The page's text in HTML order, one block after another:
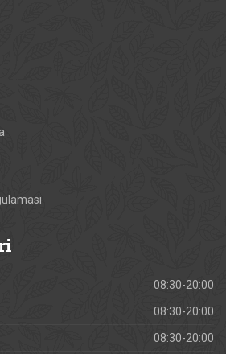
08:30-20:00
08:30-20:00
08:30-20:00